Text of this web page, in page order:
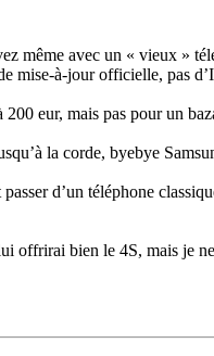
même avec un « vieux »
mise-à-jour officielle, pas
eur, mais pas pour un
la corde, byebye
d’un téléphone
offrirai bien le 4S, mais je